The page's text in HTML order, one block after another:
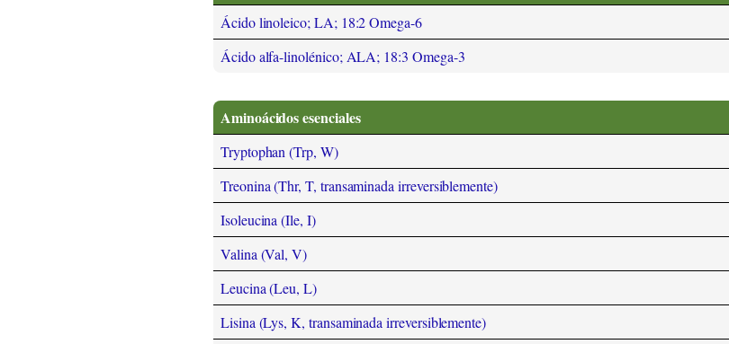
Ácido linoleico; LA; 18:2 Omega-6
Ácido alfa-linolénico; ALA; 18:3 Omega-3
Aminoácidos esenciales
Tryptophan (Trp, W)
Treonina (Thr, T, transaminada irreversiblemente)
Isoleucina (Ile, I)
Valina (Val, V)
Leucina (Leu, L)
Lisina (Lys, K, transaminada irreversiblemente)